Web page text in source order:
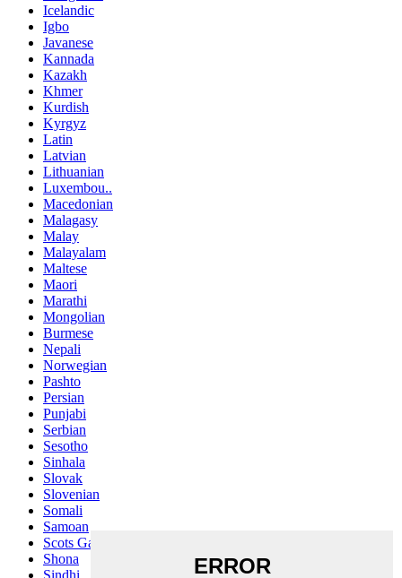
Icelandic
Igbo
Javanese
Kannada
Kazakh
Khmer
Kurdish
Kyrgyz
Latin
Latvian
Lithuanian
Luxembou..
Macedonian
Malagasy
Malay
Malayalam
Maltese
Maori
Marathi
Mongolian
Burmese
Nepali
Norwegian
Pashto
Persian
Punjabi
Serbian
Sesotho
Sinhala
Slovak
Slovenian
Somali
Samoan
Scots Gaelic
Shona
Sindhi